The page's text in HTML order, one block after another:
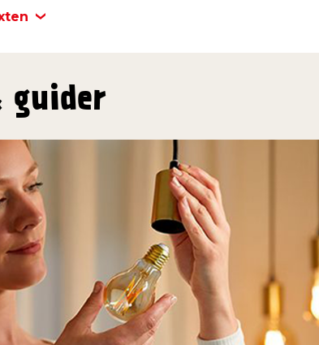
en 1,7 m lång anslutningssladd.
guider